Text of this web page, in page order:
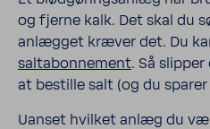
og fjerne kalk. Det skal du
anlægget kræver det. Du
salta­bon­ne­ment. Så
at bestille salt (og du
Uanset hvilket anlæg du